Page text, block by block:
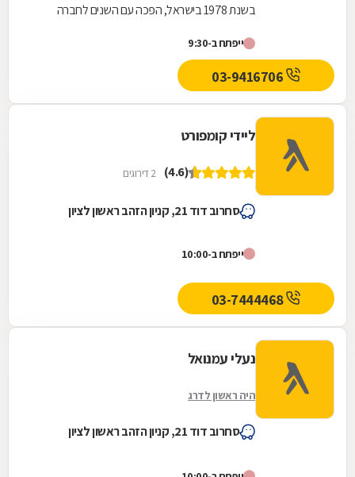
בשנת 1978 בישראל, הפכה עם השנים לחברה
לנשים וגברים,...
ייפתח ב-9:30
ליידי קומפורט
(4.6) 2 דירוגים
סחרוב דוד 21, קניון הזהב ראשון לציון
ייפתח ב-10:00
03-7444468
נעלי עמנואל
היה ראשון לדרג
סחרוב דוד 21, קניון הזהב ראשון לציון